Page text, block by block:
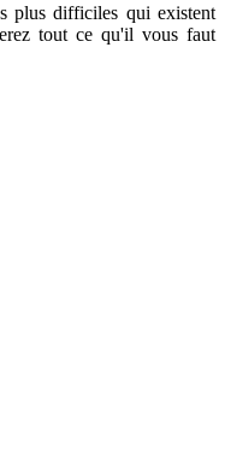
plus difficiles qui existent
tout ce qu'il vous faut